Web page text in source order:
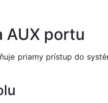
AUX portu
priamy prístup do